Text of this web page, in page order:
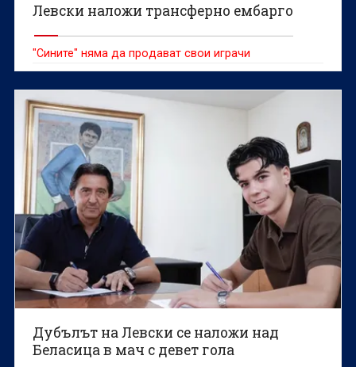
Левски наложи трансферно ембарго
"Сините" няма да продават свои играчи
Дубълът на Левски се наложи над
Беласица в мач с девет гола